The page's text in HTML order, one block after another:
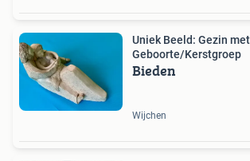
Uniek Beeld: Gezin
Geboorte/Kerstgroep
Bieden
Wijchen